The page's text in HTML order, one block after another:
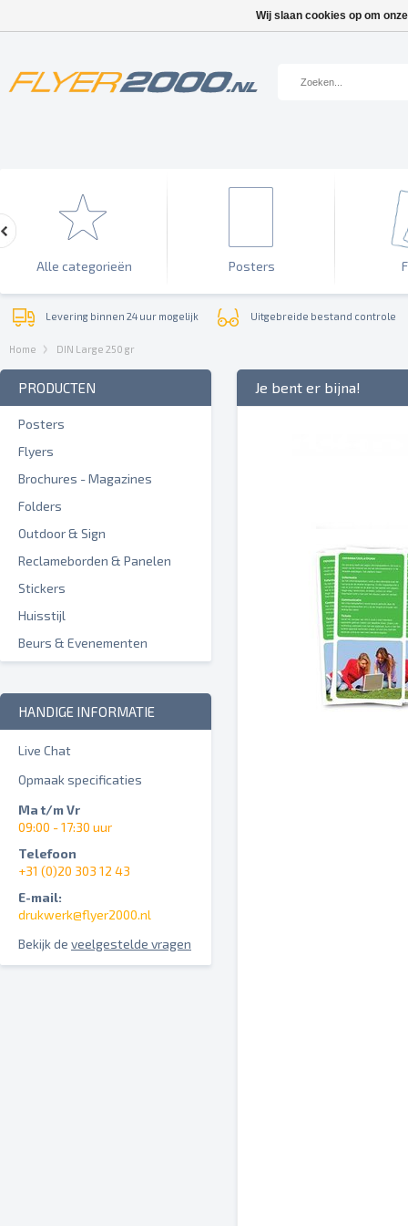
Alle categorieën Posters
Levering binnen 24 uur mogelijk Uitgebreide bestand controle
Home DIN Large 250 gr
PRODUCTEN
Posters
Flyers
Brochures - Magazines
Folders
Outdoor & Sign
Reclameborden & Panelen
Stickers
Huisstijl
Beurs & Evenementen
HANDIGE INFORMATIE
Live Chat
Opmaak specificaties
Ma t/m Vr
09:00 - 17:30 uur
Telefoon
+31 (0)20 303 12 43
E-mail:
drukwerk@flyer2000.nl
Bekijk de veelgestelde vragen
Je bent er bijna!
Wij slaan cookies op om